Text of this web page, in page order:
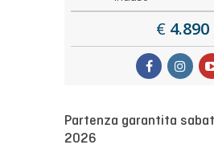
€ 4.890
Partenza garantita
2026